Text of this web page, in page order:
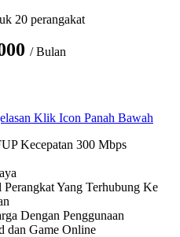
20 perangakat
/ Bulan
Klik Icon Panah Bawah
Kecepatan 300 Mbps
Yang Terhubung Ke
Dengan Penggunaan
dan Game Online